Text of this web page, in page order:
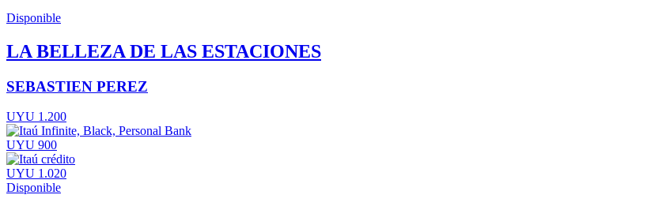
Disponible
LA BELLEZA DE LAS ESTACIONES
SEBASTIEN PEREZ
UYU 1.200
UYU 900
UYU 1.020
Disponible